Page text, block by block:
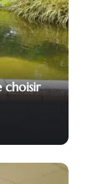
choisir